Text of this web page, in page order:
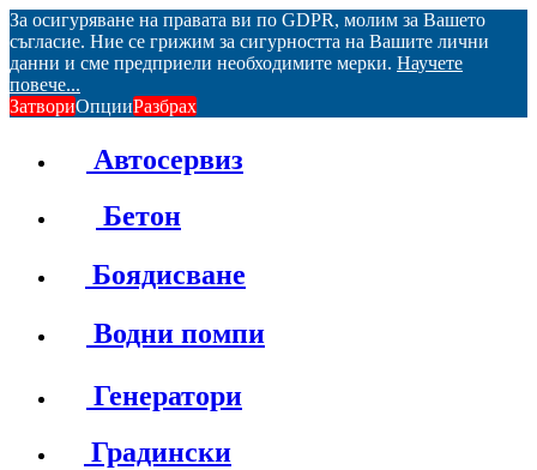
За осигуряване на правата ви по GDPR, молим за Вашето
съгласие. Ние се грижим за сигурността на Вашите лични
данни и сме предприели необходимите мерки. Научете
повече...
ЗатвориОпцииРазбрах
Автосервиз
Бетон
Боядисване
Водни помпи
Генератори
Градински